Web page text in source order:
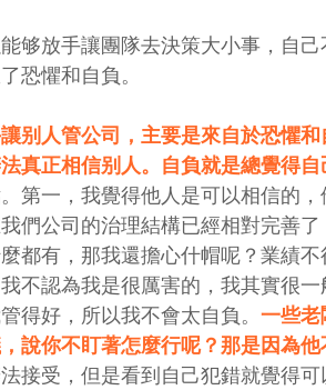
够放手讓團隊去決策大小事，自
恐懼和自負。
别人管公司，主要是來自於恐懼
真正相信别人。自負就是總覺得
第一，我覺得他人是可以相信的
們公司的治理結構已經相對完善
都有，那我還擔心什帽呢？業績
不認為我是很厲害的，我其實很
得好，所以我不會太自負。 一些
說你不盯著怎麼行呢？那是因為他
接受，但是看到自己犯錯就覺得